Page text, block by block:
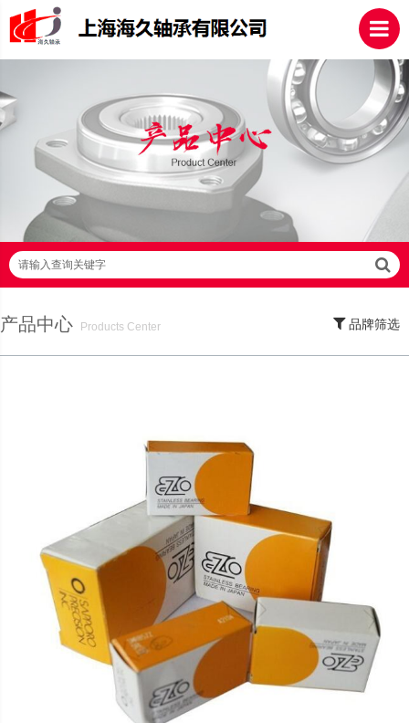
请输入查询关键字
产品中心
Products Center
品牌筛选